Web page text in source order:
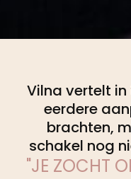
Vilna vertelt
eerdere
brachten,
schakel nog
"JE ZOCHT